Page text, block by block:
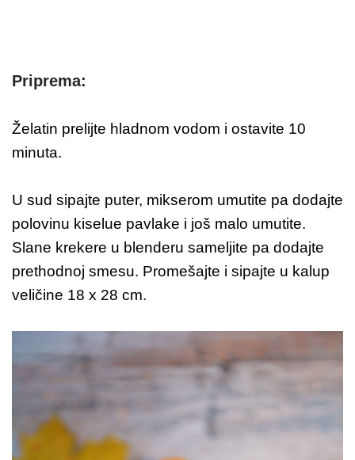
Priprema:
Želatin prelijte hladnom vodom i ostavite 10
minuta.
U sud sipajte puter, mikserom umutite pa dodajte
polovinu kiselue pavlake i još malo umutite.
Slane krekere u blenderu sameljite pa dodajte
prethodnoj smesu. Promešajte i sipajte u kalup
veličine 18 x 28 cm.